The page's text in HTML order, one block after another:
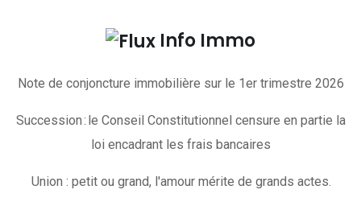
Info Immo
Note de conjoncture immobilière sur le 1er trimestre 2026
Succession : le Conseil Constitutionnel censure en partie la
loi encadrant les frais bancaires
Union : petit ou grand, l'amour mérite de grands actes.